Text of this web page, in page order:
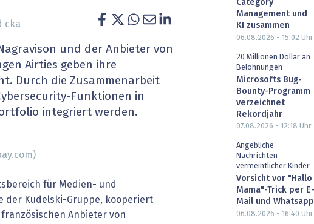
Gesundheit wird digital
Blockchain
EU-DSGVO
XaaS, Managed Services & Co.
» alle Dossiers
IT for Health
Artificial Intelligence
Fintech & Insurtech
Professional AV & Digital Signage
cka
und der Anbieter von
Airties geben ihre
Durch die Zusammenarbeit
Funktionen in
integriert werden.
für Medien- und
der Kudelski-Gruppe, kooperiert
Anbieter von
Category
Management und
KI zusammen
06.08.2026 - 15:02 Uhr
20 Millionen Dollar an
Belohnungen
Microsofts Bug-
Bounty-Programm
verzeichnet
Rekordjahr
07.08.2026 - 12:18 Uhr
Angebliche
Nachrichten
vermeintlicher Kinder
Vorsicht vor "Hallo
Mama"-Trick per E-
Mail und Whatsapp
06.08.2026 - 16:40 Uhr